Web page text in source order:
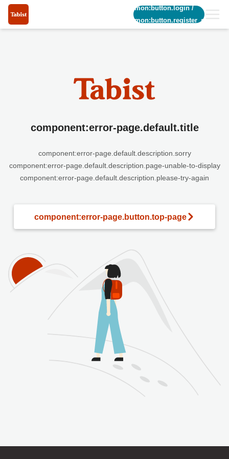
common:button.login/
common:button.register_short
component:error-page.default.title
component:error-page.default.description.sorry
component:error-page.default.description.page-unable-to-display
component:error-page.default.description.please-try-again
component:error-page.button.top-page